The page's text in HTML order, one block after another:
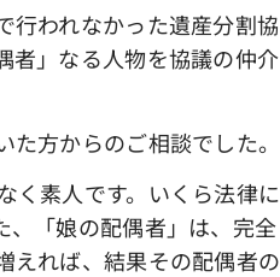
行われなかった遺産分割協
者」なる人物を協議の仲介
方からのご相談でした。
く素人です。いくら法律に
、「娘の配偶者」は、完全
えれば、結果その配偶者の